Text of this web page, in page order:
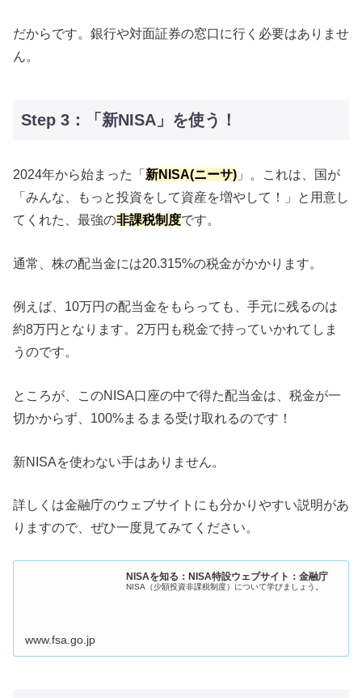
だからです。銀行や対面証券の窓口に行く必要はありませ
ん。
Step 3：「新NISA」を使う！
2024年から始まった「 新NISA(ニーサ) 」。これは、国が
「みんな、もっと投資をして資産を増やして！」と用意し
てくれた、最強の非課税制度です。
通常、株の配当金には20.315%の税金がかかります。
例えば、10万円の配当金をもらっても、手元に残るのは
約8万円となります。2万円も税金で持っていかれてしま
うのです。
ところが、このNISA口座の中で得た配当金は、税金が一
切かからず、100%まるまる受け取れるのです！
新NISAを使わない手はありません。
詳しくは金融庁のウェブサイトにも分かりやすい説明があ
りますので、ぜひ一度見てみてください。
NISAを知る：NISA特設ウェブサイト：金融庁
NISA（少額投資非課税制度）について学びましょう。
www.fsa.go.jp